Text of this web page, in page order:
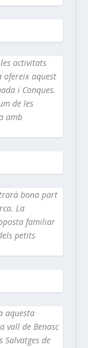
activitats
ofereix aquest
i Conques.
de les
amb
bona part
La
familiar
petits
aquesta
vall de Benasc
Salvatges de